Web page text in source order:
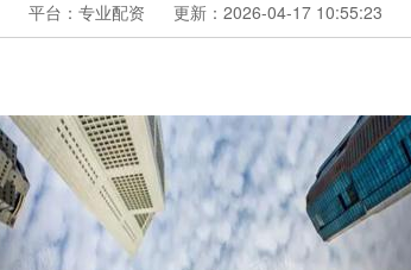
平台：专业配资 更新：2026-04-17 10:55:23